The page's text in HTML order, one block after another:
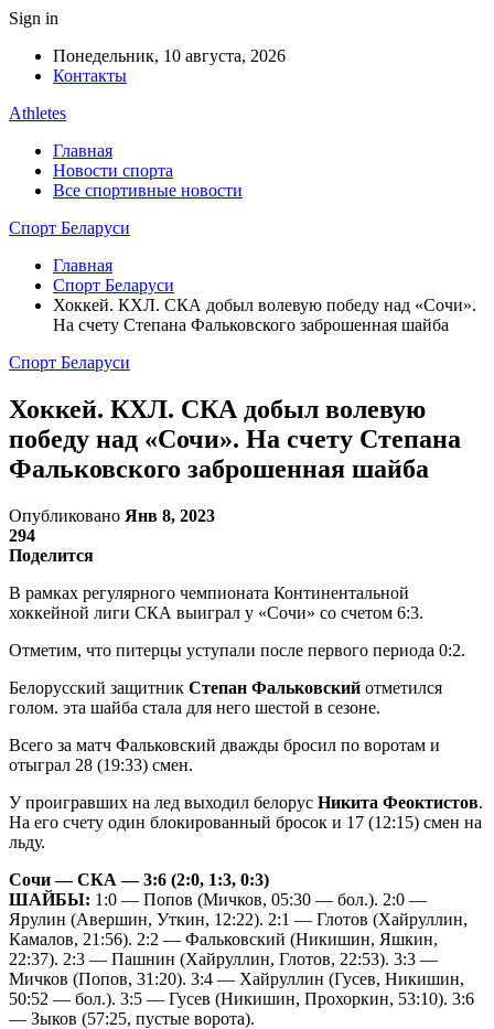
Sign in
Понедельник, 10 августа, 2026
Контакты
Athletes
Главная
Новости спорта
Все спортивные новости
Спорт Беларуси
Главная
Спорт Беларуси
Хоккей. КХЛ. СКА добыл волевую победу над «Сочи».
На счету Степана Фальковского заброшенная шайба
Спорт Беларуси
Хоккей. КХЛ. СКА добыл волевую
победу над «Сочи». На счету Степана
Фальковского заброшенная шайба
Опубликовано Янв 8, 2023
294
Поделится
В рамках регулярного чемпионата Континентальной
хоккейной лиги СКА выиграл у «Сочи» со счетом 6:3.
Отметим, что питерцы уступали после первого периода 0:2.
Белорусский защитник Степан Фальковский отметился
голом. эта шайба стала для него шестой в сезоне.
Всего за матч Фальковский дважды бросил по воротам и
отыграл 28 (19:33) смен.
У проигравших на лед выходил белорус Никита Феоктистов.
На его счету один блокированный бросок и 17 (12:15) смен на
льду.
Сочи — СКА — 3:6 (2:0, 1:3, 0:3)
ШАЙБЫ: 1:0 — Попов (Мичков, 05:30 — бол.). 2:0 —
Ярулин (Авершин, Уткин, 12:22). 2:1 — Глотов (Хайруллин,
Камалов, 21:56). 2:2 — Фальковский (Никишин, Яшкин,
22:37). 2:3 — Пашнин (Хайруллин, Глотов, 22:53). 3:3 —
Мичков (Попов, 31:20). 3:4 — Хайруллин (Гусев, Никишин,
50:52 — бол.). 3:5 — Гусев (Никишин, Прохоркин, 53:10). 3:6
— Зыков (57:25, пустые ворота).